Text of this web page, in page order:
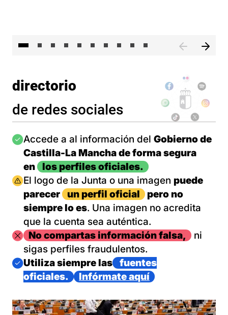
directorio
de redes sociales
Imagen
Accede a al información del Gobierno de
Castilla-La Mancha de forma segura
en
los perfiles oficiales.
Imagen
El logo de la Junta o una imagen puede
parecer
un perfil oficial
pero no
siempre lo es. Una imagen no acredita
que la cuenta sea auténtica.
ImagenNo compartas información falsa,
ni
sigas perfiles fraudulentos.
Imagen
Utiliza siempre las
fuentes
oficiales.
Infórmate aquí